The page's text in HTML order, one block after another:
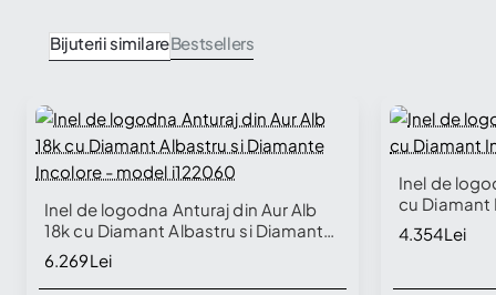
Bijuterii similareBestsellers
Inel de logodna Anturaj din Aur Alb
18k cu Diamant Albastru si Diamante
Incolore - model i122060
6.269Lei
Inel de
cu Diamant
4.354Lei